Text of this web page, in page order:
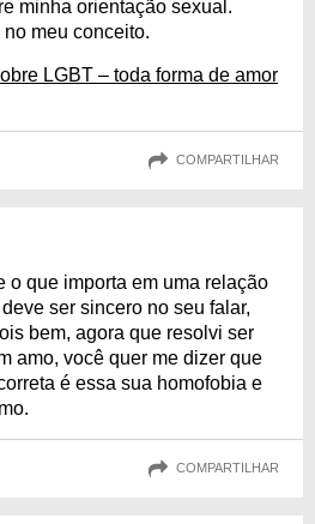
minha orientação sexual.
meu conceito.
LGBT – toda forma de amor
COMPARTILHAR
o que importa em uma relação
ser sincero no seu falar,
bem, agora que resolvi ser
amo, você quer me dizer que
é essa sua homofobia e
COMPARTILHAR